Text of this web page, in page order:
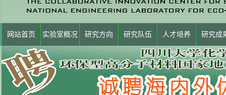
网站首页 实验室概况 研究方向 研究队伍 人才培养 研究成